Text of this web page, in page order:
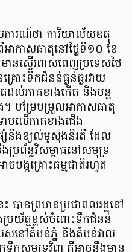
ការណ៍ថា ការិយាល័យឧតុ
ាកាសធាតុនៅថ្ងៃទី១០ ខែ
ានស្ទើរពាសពេញប្រទេសថៃ
ោះទឹកជំនន់ធ្ងន់ធ្ងរវាយ
ល់ភាគខាងកើត និងបន្ត
។ បម្រែបម្រួលអាកាសធាតុ
បលើភាគខាងជើង
នឹងខ្យល់មូសុងនិរតី ដែល
ប្រព័ន្ធវិសម្ពាធ​នៅសមុទ្រ
ចបង្កគ្រោះធម្មជាតិរហូត
បានព្រមានប្រជាពលរដ្ឋនៅ
ប្រយ័ត្នខ្ពស់ចំពោះទឹកជំនន់
សនៅតំបន់ភ្នំ និងតំបន់វាល